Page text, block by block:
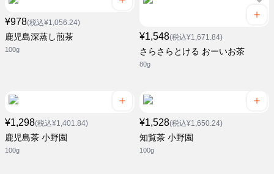
¥978(税込¥1,056.24)
鹿児島深蒸し煎茶
100g
¥1,548(税込¥1,671.84)
さらさらとける おーいお茶
80g
¥1,298(税込¥1,401.84)
鹿児島茶 小野園
100g
¥1,528(税込¥1,650.24)
知覧茶 小野園
100g